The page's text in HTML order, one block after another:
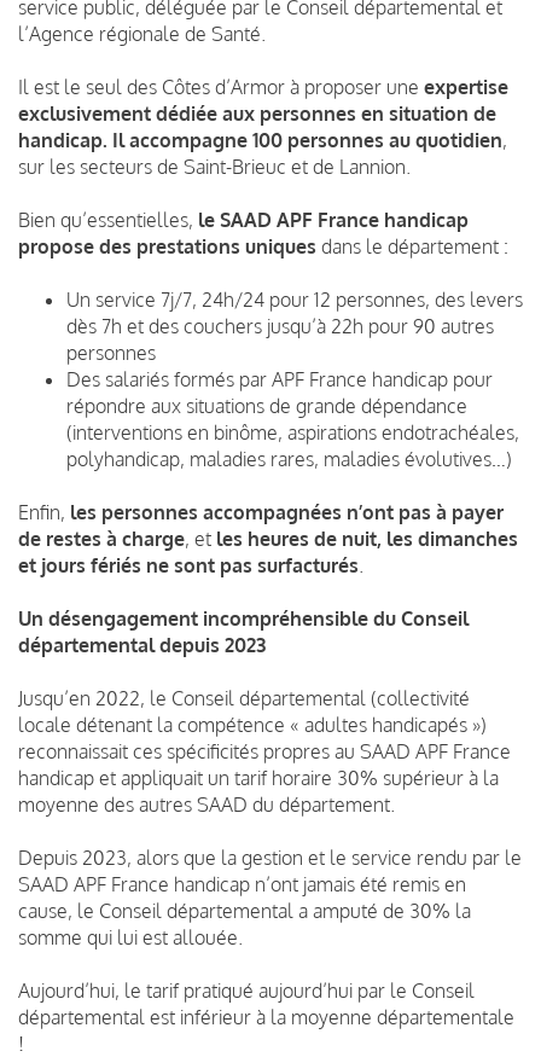
service public, déléguée par le Conseil départemental et
l’Agence régionale de Santé.
Il est le seul des Côtes d’Armor à proposer une expertise
exclusivement dédiée aux personnes en situation de
handicap. Il accompagne 100 personnes au quotidien,
sur les secteurs de Saint-Brieuc et de Lannion.
Bien qu’essentielles, le SAAD APF France handicap
propose des prestations uniques dans le département :
Un service 7j/7, 24h/24 pour 12 personnes, des levers
dès 7h et des couchers jusqu’à 22h pour 90 autres
personnes
Des salariés formés par APF France handicap pour
répondre aux situations de grande dépendance
(interventions en binôme, aspirations endotrachéales,
polyhandicap, maladies rares, maladies évolutives…)
Enfin, les personnes accompagnées n’ont pas à payer
de restes à charge, et les heures de nuit, les dimanches
et jours fériés ne sont pas surfacturés
Un désengagement incompréhensible du Conseil
départemental depuis 2023
Jusqu’en 2022, le Conseil départemental (collectivité
locale détenant la compétence « adultes handicapés »)
reconnaissait ces spécificités propres au SAAD APF France
handicap et appliquait un tarif horaire 30% supérieur à la
moyenne des autres SAAD du département.
Depuis 2023, alors que la gestion et le service rendu par le
SAAD APF France handicap n’ont jamais été remis en
cause, le Conseil départemental a amputé de 30% la
somme qui lui est allouée.
Aujourd’hui, le tarif pratiqué aujourd’hui par le Conseil
départemental est inférieur à la moyenne départementale
!